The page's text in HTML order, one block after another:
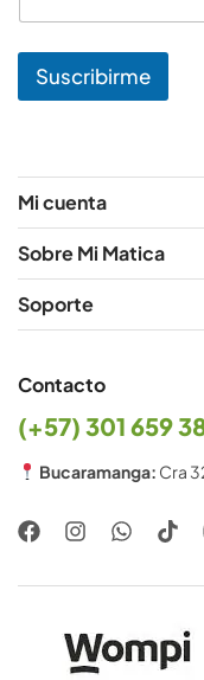
i
*
Suscribirme
Mi cuenta
Sobre Mi Matica
Soporte
Contacto
(+57) 301 659
Bucaramanga: Cra